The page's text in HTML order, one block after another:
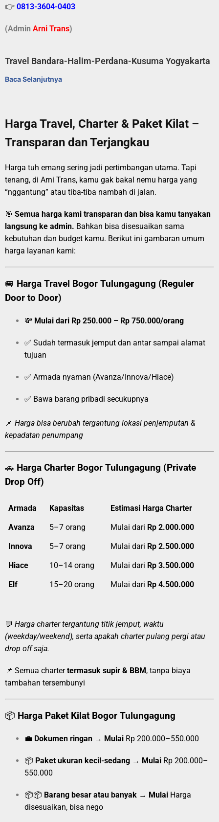
👉 0813-3604-0403
(Admin Arni Trans)
Travel Bandara-Halim-Perdana-Kusuma Yogyakarta
Baca Selanjutnya
Harga Travel, Charter & Paket Kilat –
Transparan dan Terjangkau
Harga tuh emang sering jadi pertimbangan utama. Tapi
tenang, di Arni Trans, kamu gak bakal nemu harga yang
“nggantung” atau tiba-tiba nambah di jalan.
🎯 Semua harga kami transparan dan bisa kamu tanyakan
langsung ke admin. Bahkan bisa disesuaikan sama
kebutuhan dan budget kamu. Berikut ini gambaran umum
harga layanan kami:
🚐 Harga Travel Bogor Tulungagung (Reguler
Door to Door)
💸 Mulai dari Rp 250.000 – Rp 750.000/orang
✅ Sudah termasuk jemput dan antar sampai alamat
tujuan
✅ Armada nyaman (Avanza/Innova/Hiace)
✅ Bawa barang pribadi secukupnya
📌 Harga bisa berubah tergantung lokasi penjemputan &
kepadatan penumpang
🚗 Harga Charter Bogor Tulungagung (Private
Drop Off)
Armada Kapasitas Estimasi Harga Charter
Avanza 5–7 orang Mulai dari Rp 2.000.000
Innova 5–7 orang Mulai dari Rp 2.500.000
Hiace 10–14 orang Mulai dari Rp 3.500.000
Elf 15–20 orang Mulai dari Rp 4.500.000
💬 Harga charter tergantung titik jemput, waktu
(weekday/weekend), serta apakah charter pulang pergi atau
drop off saja.
📌 Semua chartertermasuk supir & BBM, tanpa biaya
tambahan tersembunyi
📦 Harga Paket Kilat Bogor Tulungagung
💼 Dokumen ringan → Mulai Rp 200.000–550.000
📦 Paket ukuran kecil-sedang → Mulai Rp 200.000–
550.000
📦📦 Barang besar atau banyak → Mulai Harga
disesuaikan, bisa nego